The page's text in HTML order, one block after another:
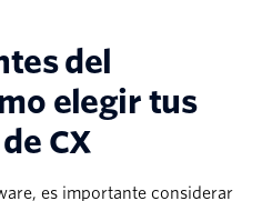
del
elegir tus
CX
es importante considerar